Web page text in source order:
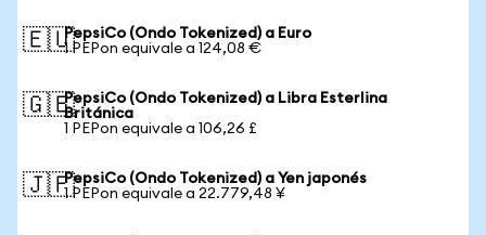
🇪🇺PepsiCo (Ondo Tokenized) a Euro
1 PEPon equivale a 124,08 €
🇬🇧PepsiCo (Ondo Tokenized) a Libra Esterlina
Británica
1 PEPon equivale a 106,26 £
🇯🇵PepsiCo (Ondo Tokenized) a Yen japonés
1 PEPon equivale a 22.779,48 ¥